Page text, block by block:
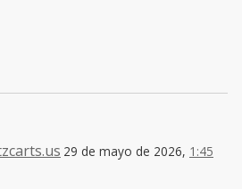
29 de mayo de 2026, 1:45